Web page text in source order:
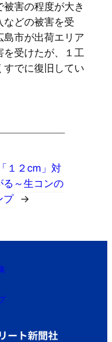
害の程度が大き
などの被害を受
島市が出荷エリア
を受けたが、１工
でに復旧してい
１２cm」対
る～生コンの
プ
→